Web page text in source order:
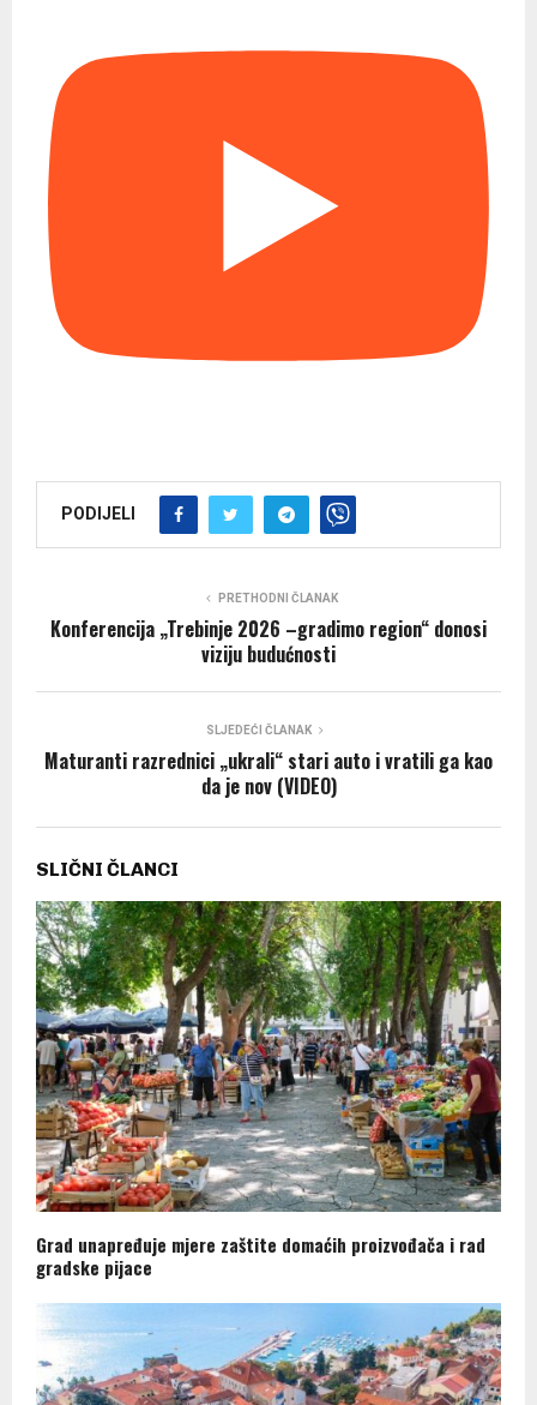
PODIJELI
PRETHODNI ČLANAK
Konferencija „Trebinje 2026 –gradimo region“ donosi
viziju budućnosti
SLJEDEĆI ČLANAK
Maturanti razrednici „ukrali“ stari auto i vratili ga kao
da je nov (VIDEO)
SLIČNI ČLANCI
Grad unapređuje mjere zaštite domaćih proizvođača i rad
gradske pijace